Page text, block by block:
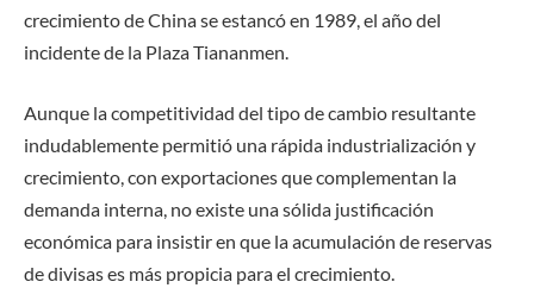
crecimiento de China se estancó en 1989, el año del
incidente de la Plaza Tiananmen.
Aunque la competitividad del tipo de cambio resultante
indudablemente permitió una rápida industrialización y
crecimiento, con exportaciones que complementan la
demanda interna, no existe una sólida justificación
económica para insistir en que la acumulación de reservas
de divisas es más propicia para el crecimiento.